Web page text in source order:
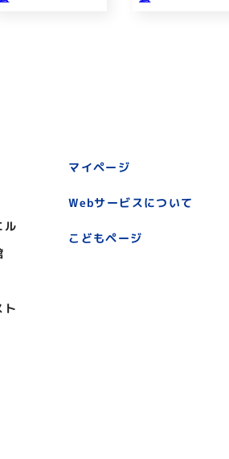
ル
ト
マイページ
Webサービスについて
こどもページ